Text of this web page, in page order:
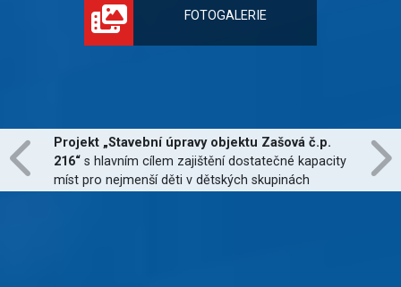
FOTOGALERIE
Projekt „Stavební úpravy objektu Zašová č.p.
216“ s hlavním cílem zajištění dostatečné kapacity
míst pro nejmenší děti v dětských skupinách